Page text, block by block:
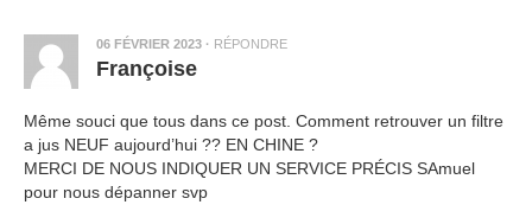
06 FÉVRIER 2023 · RÉPONDRE
Françoise
Même souci que tous dans ce post. Comment retrouver un filtre
a jus NEUF aujourd’hui ?? EN CHINE ?
MERCI DE NOUS INDIQUER UN SERVICE PRÉCIS SAmuel
pour nous dépanner svp